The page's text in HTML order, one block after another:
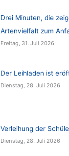
Drei Minuten, die
Artenvielfalt zum
Freitag, 31. Juli 2026
Der Leihladen ist
Dienstag, 28. Juli 2026
Verleihung der
Dienstag, 28. Juli 2026